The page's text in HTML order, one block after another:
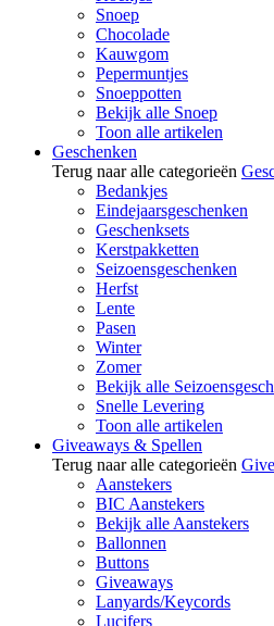
Snoep
Chocolade
Kauwgom
Pepermuntjes
Snoeppotten
Bekijk alle Snoep
Toon alle artikelen
Geschenken
Terug naar alle categorieën
Bedankjes
Eindejaarsgeschenken
Geschenksets
Kerstpakketten
Seizoensgeschenken
Herfst
Lente
Pasen
Winter
Zomer
Bekijk alle
Snelle Levering
Toon alle artikelen
Giveaways & Spellen
Terug naar alle categorieën
Aanstekers
BIC Aanstekers
Bekijk alle Aanstekers
Ballonnen
Buttons
Giveaways
Lanyards/Keycords
Lucifers